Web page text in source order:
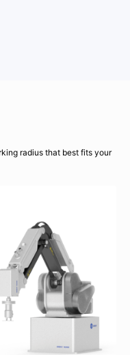
radius that best fits your